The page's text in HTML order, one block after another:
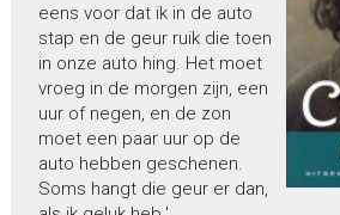
eens voor dat ik in de auto
stap en de geur ruik die toen
in onze auto hing. Het moet
vroeg in de morgen zijn, een
uur of negen, en de zon
moet een paar uur op de
auto hebben geschenen.
Soms hangt die geur er dan,